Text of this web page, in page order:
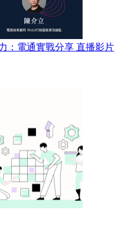
：電通實戰分享​ 直播影片